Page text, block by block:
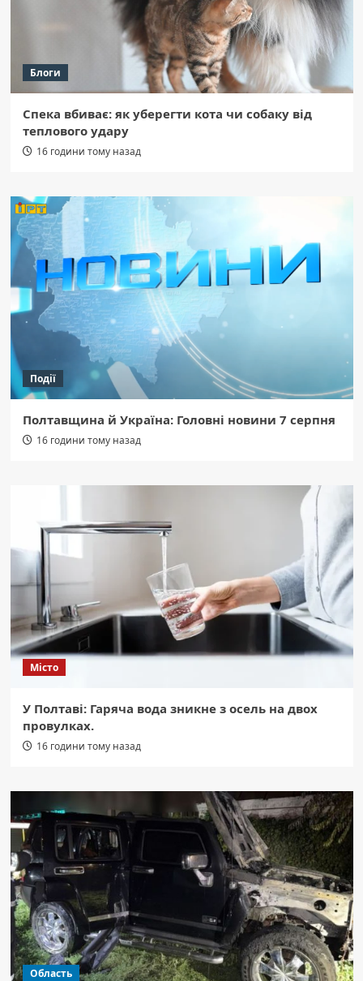
Блоги
Спека вбиває: як уберегти кота чи собаку від
теплового удару
16 години тому назад
Події
Полтавщина й Україна: Головні новини 7 серпня
16 години тому назад
Місто
У Полтаві: Гаряча вода зникне з осель на двох
провулках.
16 години тому назад
Область